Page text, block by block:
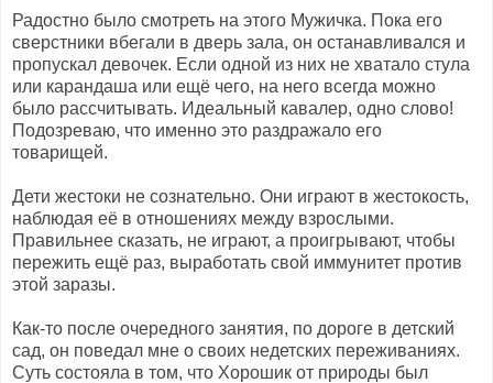
Радостно было смотреть на этого Мужичка. Пока его
сверстники вбегали в дверь зала, он останавливался и
пропускал девочек. Если одной из них не хватало стула
или карандаша или ещё чего, на него всегда можно
было рассчитывать. Идеальный кавалер, одно слово!
Подозреваю, что именно это раздражало его
товарищей.
Дети жестоки не сознательно. Они играют в жестокость,
наблюдая её в отношениях между взрослыми.
Правильнее сказать, не играют, а проигрывают, чтобы
пережить ещё раз, выработать свой иммунитет против
этой заразы.
Как-то после очередного занятия, по дороге в детский
сад, он поведал мне о своих недетских переживаниях.
Суть состояла в том, что Хорошик от природы был